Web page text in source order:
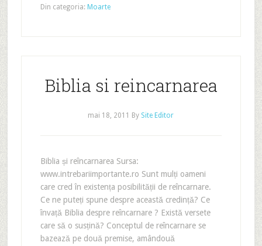
Din categoria: Moarte
Biblia si reincarnarea
mai 18, 2011 By Site Editor
Biblia și reîncarnarea Sursa:
www.intrebariimportante.ro Sunt mulți oameni
care cred în existența posibilității de reîncarnare.
Ce ne puteți spune despre această credință? Ce
învață Biblia despre reîncarnare ? Există versete
care să o susțină? Conceptul de reîncarnare se
bazează pe două premise, amândouă